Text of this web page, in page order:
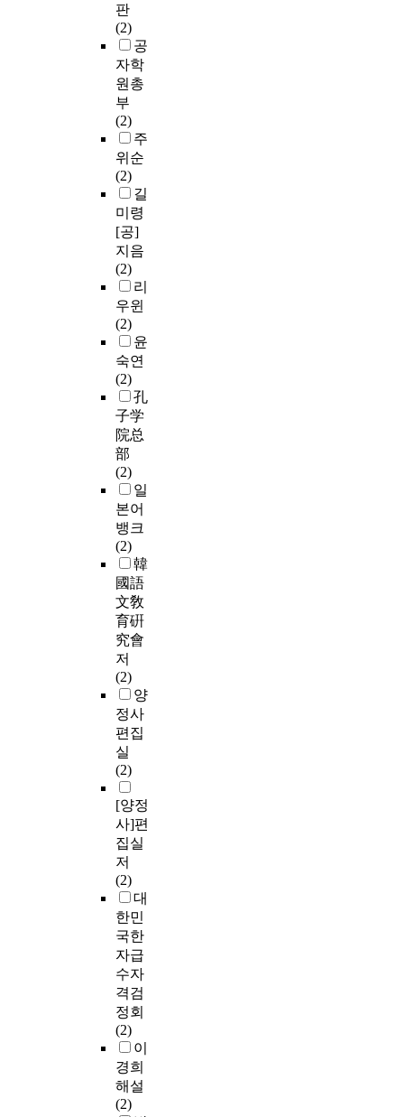
판
(2)
공
자학
원총
부
(2)
주
위순
(2)
길
미령
[공]
지음
(2)
리
우윈
(2)
윤
숙연
(2)
孔
子学
院总
部
(2)
일
본어
뱅크
(2)
韓
國語
文敎
育硏
究會
저
(2)
양
정사
편집
실
(2)
[양정
사]편
집실
저
(2)
대
한민
국한
자급
수자
격검
정회
(2)
이
경희
해설
(2)